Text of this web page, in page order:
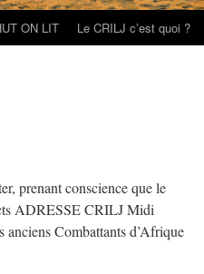
ON LIT Le CRILJ c’est quoi ?
prenant conscience que le
ADRESSE CRILJ Midi
Combattants d’Afrique